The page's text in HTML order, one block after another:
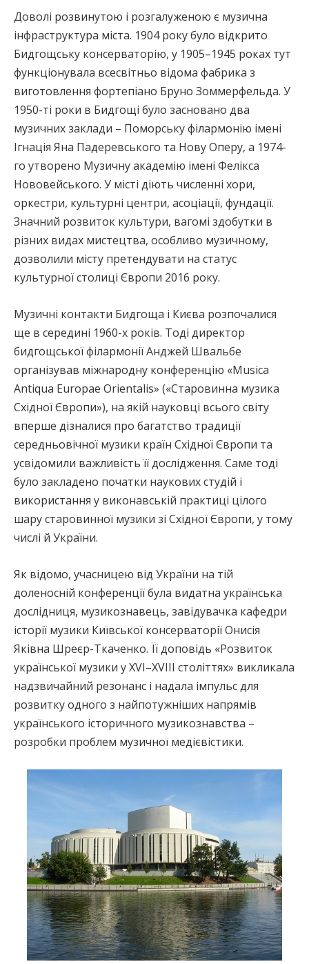
Доволі розвинутою і розгалуженою є музична
інфраструктура міста. 1904 року було відкрито
Бидгощську консерваторію, у 1905–1945 роках тут
функціонувала всесвітньо відома фабрика з
виготовлення фортепіано Бруно Зоммерфельда. У
1950-ті роки в Бидгощі було засновано два
музичних заклади – Поморську філармонію імені
Ігнація Яна Падеревського та Нову Оперу, а 1974-
го утворено Музичну академію імені Фелікса
Нововейського. У місті діють численні хори,
оркестри, культурні центри, асоціації, фундації.
Значний розвиток культури, вагомі здобутки в
різних видах мистецтва, особливо музичному,
дозволили місту претендувати на статус
культурної столиці Європи 2016 року.
Музичні контакти Бидгоща і Києва розпочалися
ще в середині 1960-х років. Тоді директор
бидгощської філармонії Анджей Швальбе
організував міжнародну конференцію «Musica
Antiqua Europae Orientalis» («Старовинна музика
Східної Європи»), на якій науковці всього світу
вперше дізналися про багатство традиції
середньовічної музики країн Східної Європи та
усвідомили важливість її дослідження. Саме тоді
було закладено початки наукових студій і
використання у виконавській практиці цілого
шару старовинної музики зі Східної Європи, у тому
числі й України.
Як відомо, учасницею від України на тій
доленосній конференції була видатна українська
дослідниця, музикознавець, завідувачка кафедри
історії музики Київської консерваторії Онисія
Яківна Шреєр-Ткаченко. Її доповідь «Розвиток
української музики у XVI–XVIII століттях» викликала
надзвичайний резонанс і надала імпульс для
розвитку одного з найпотужніших напрямів
українського історичного музикознавства –
розробки проблем музичної медієвістики.